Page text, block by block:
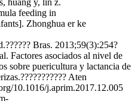
huang y, lin z.
feeding in
Zhonghua er ke
Bras. 2013;59(3):254?
Factores asociados al nivel de
sobre puericultura y lactancia de
Aten
10.1016/j.aprim.2017.12.005